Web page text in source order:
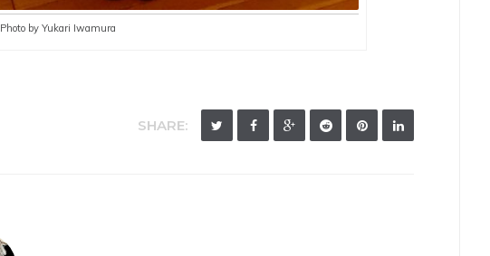
Photo by Yukari Iwamura
SHARE: